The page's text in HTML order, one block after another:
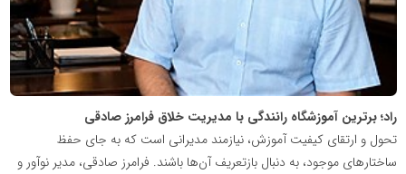
راد؛ برترین آموزشگاه رانندگی با مدیریت خلاق فرامرز صادقی
تحول و ارتقای کیفیت آموزش، نیازمند مدیرانی است که به جای حفظ
ساختارهای موجود، به دنبال بازتعریف آن‌ها باشند. فرامرز صادقی، مدیر نوآور و